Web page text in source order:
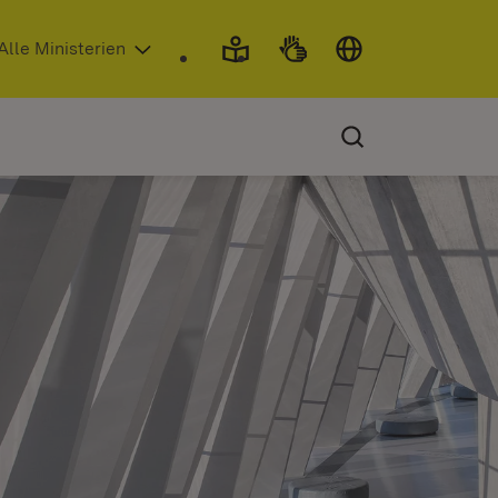
neuem Fenster)
Ministerien